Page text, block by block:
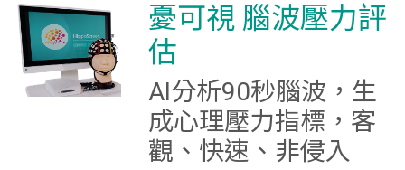
憂可視 腦波壓力評
估
AI分析90秒腦波，生
成心理壓力指標，客
觀、快速、非侵入